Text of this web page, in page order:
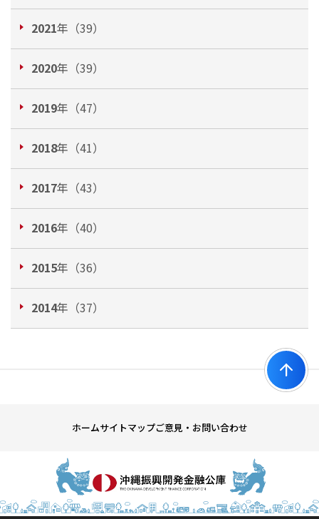
2021年（39）
2020年（39）
2019年（47）
2018年（41）
2017年（43）
2016年（40）
2015年（36）
2014年（37）
ホームサイトマップご意見・お問い合わせ